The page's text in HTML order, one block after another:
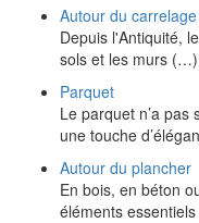
Autour du carrelage
Depuis l'Antiquité,
sols et les murs (…)
Parquet
Le parquet n’a
une touche
Autour du plancher
En bois, en béton
éléments